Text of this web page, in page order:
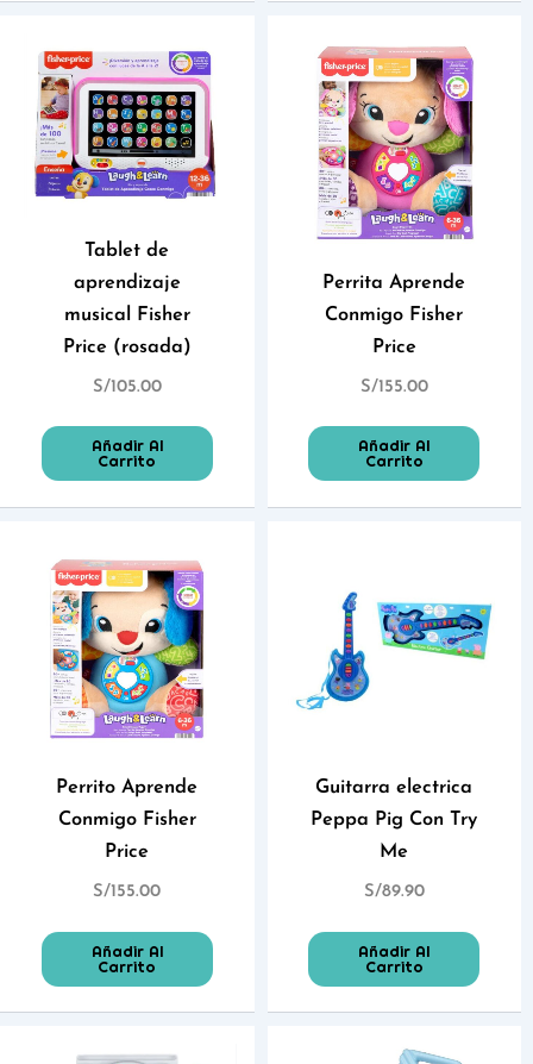
Tablet de
aprendizaje
musical Fisher
Price (rosada)
S/105.00
Añadir Al
Carrito
Perrita Aprende
Conmigo Fisher
Price
S/155.00
Añadir Al
Carrito
Perrito Aprende
Conmigo Fisher
Price
S/155.00
Añadir Al
Carrito
Guitarra electrica
Peppa Pig Con Try
Me
S/89.90
Añadir Al
Carrito